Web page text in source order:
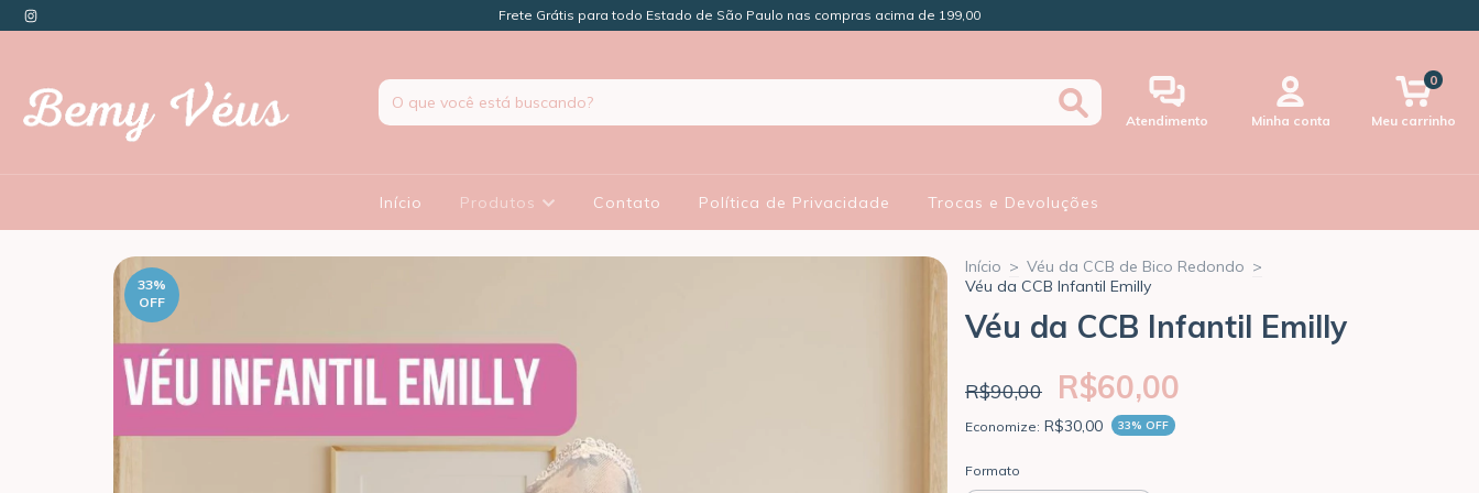
Frete Grátis para todo Estado de São Paulo nas compras acima de 199,00
Atendimento Minha conta Meu carrinho
0
Início Produtos Contato Política de Privacidade Trocas e Devoluções
33%
OFF
Início > Véu da CCB de Bico Redondo >
Véu da CCB Infantil Emilly
Véu da CCB Infantil Emilly
R$90,00 R$60,00
Economize: R$30,00 33% OFF
Formato